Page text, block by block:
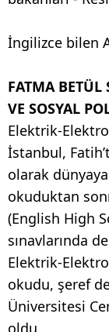
İngilizce bilen
FATMA
VE SOSYAL
Elektrik-
İstanbul,
olarak
okuduktan
(English High
sınavlarında
Elektrik-
okudu, şeref
Üniversitesi
oldu.